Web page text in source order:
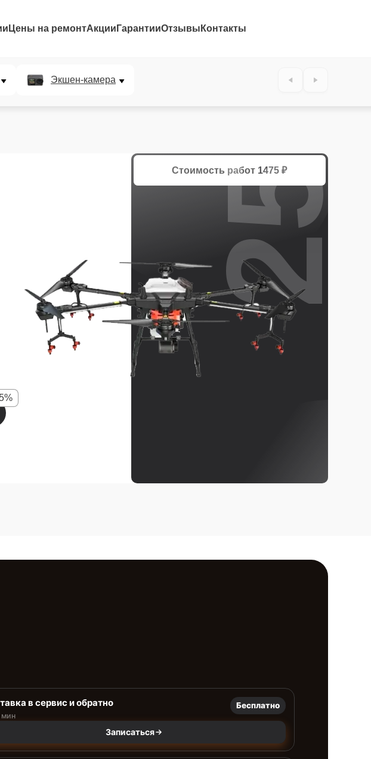
Цены на ремонтАкции ГарантииОтзывы Контакты
Экшен-камера
Стоимость работ 1475 ₽
25%
в сервис и обратно
мин
Бесплатно
Записаться